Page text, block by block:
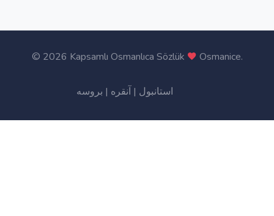
© 2026 Kapsamlı Osmanlıca Sözlük Osmanice.
استانبول | آنقره | بروسه